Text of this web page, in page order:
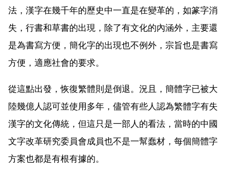
法，漢字在幾千年的歷史中一直是在變革的，如篆字消
失，行書和草書的出現，除了有文化的內涵外，主要還
是為書寫方便，簡化字的出現也不例外，宗旨也是書寫
方便，適應社會的要求。
從這點出發，恢復繁體則是倒退。況且，簡體字已被大
陸幾億人認可並使用多年，儘管有些人認為繁體字有失
漢字的文化傳統，但這只是一部人的看法，當時的中國
文字改革研究委員會成員也不是一幫蠢材，每個簡體字
方案也都是有根有據的。